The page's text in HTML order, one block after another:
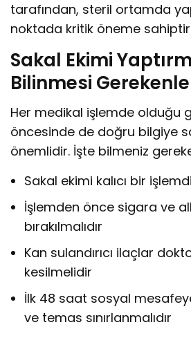
tarafından, steril ortamda
noktada kritik öneme
Sakal Ekimi
Bilinmesi
Her medikal işlemde olduğu
öncesinde de doğru bilgiye
önemlidir. İşte bilmeniz
Sakal ekimi kalıcı bir
İşlemden önce sigara ve
bırakılmalıdır
Kan sulandırıcı ilaçlar
kesilmelidir
İlk 48 saat sosyal
ve temas sınırlanmalıdır